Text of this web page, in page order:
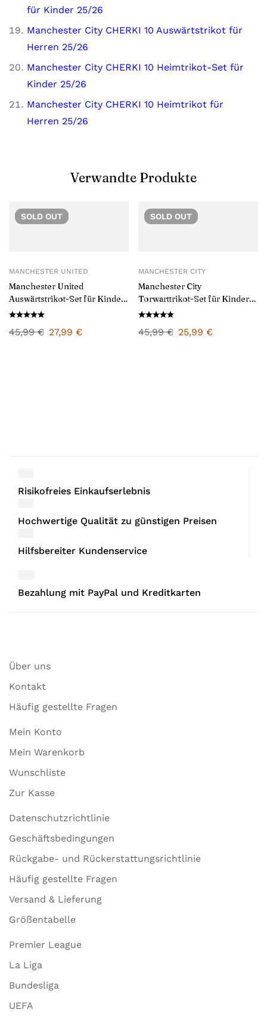
für Kinder 25/26
Manchester City CHERKI 10 Auswärtstrikot für
Herren 25/26
Manchester City CHERKI 10 Heimtrikot-Set für
Kinder 25/26
Manchester City CHERKI 10 Heimtrikot für
Herren 25/26
Verwandte Produkte
SOLD OUT
MANCHESTER UNITED
Manchester United
Auswärtstrikot-Set für Kinder
2024/25
45,99€ 27,99 €
SOLD OUT
MANCHESTER CITY
Manchester City
Torwarttrikot-Set für Kinder
2024/25
45,99€ 25,99 €
Risikofreies Einkaufserlebnis
Hochwertige Qualität zu günstigen Preisen
Hilfsbereiter Kundenservice
Bezahlung mit PayPal und Kreditkarten
Über uns
Kontakt
Häufig gestellte Fragen
Mein Konto
Mein Warenkorb
Wunschliste
Zur Kasse
Datenschutzrichtlinie
Geschäftsbedingungen
Rückgabe- und Rückerstattungsrichtlinie
Häufig gestellte Fragen
Versand & Lieferung
Größentabelle
Premier League
La Liga
Bundesliga
UEFA